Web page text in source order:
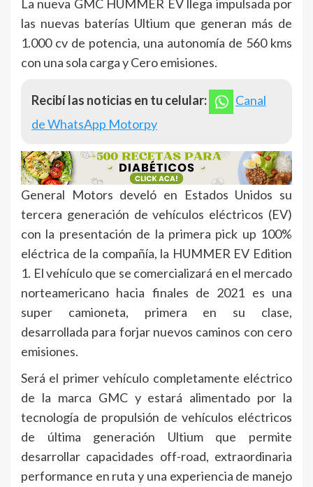
La nueva GMC HUMMER EV llega impulsada por
las nuevas baterías Ultium que generan más de
1.000 cv de potencia, una autonomía de 560 kms
con una sola carga y Cero emisiones.
Recibí las noticias en tu celular:
Canal
de WhatsApp Motorpy
General Motors develó en Estados Unidos su
tercera generación de vehículos eléctricos (EV)
con la presentación de la primera pick up 100%
eléctrica de la compañía, la HUMMER EV Edition
1. El vehículo que se comercializará en el mercado
norteamericano hacia finales de 2021 es una
super camioneta, primera en su clase,
desarrollada para forjar nuevos caminos con cero
emisiones.
Será el primer vehículo completamente eléctrico
de la marca GMC y estará alimentado por la
tecnología de propulsión de vehículos eléctricos
de última generación Ultium que permite
desarrollar capacidades off-road, extraordinaria
performance en ruta y una experiencia de manejo